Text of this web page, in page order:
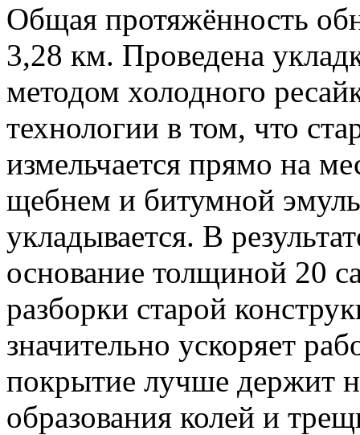
Общая протяжённость
3,28 км. Проведена
методом холодного
технологии в том, что
измельчается прямо на
щебнем и битумной
укладывается. В
основание толщиной 20
разборки старой
значительно ускоряет
покрытие лучше держит
образования колей и